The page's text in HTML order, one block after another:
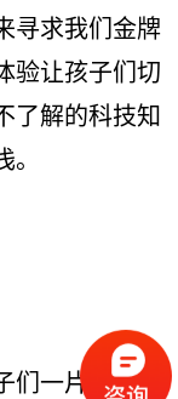
寻求我们金牌
验让孩子们切
了解的科技知
一片欢声笑